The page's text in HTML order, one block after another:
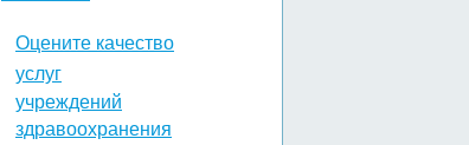
Оцените качество
услуг
учреждений
здравоохранения